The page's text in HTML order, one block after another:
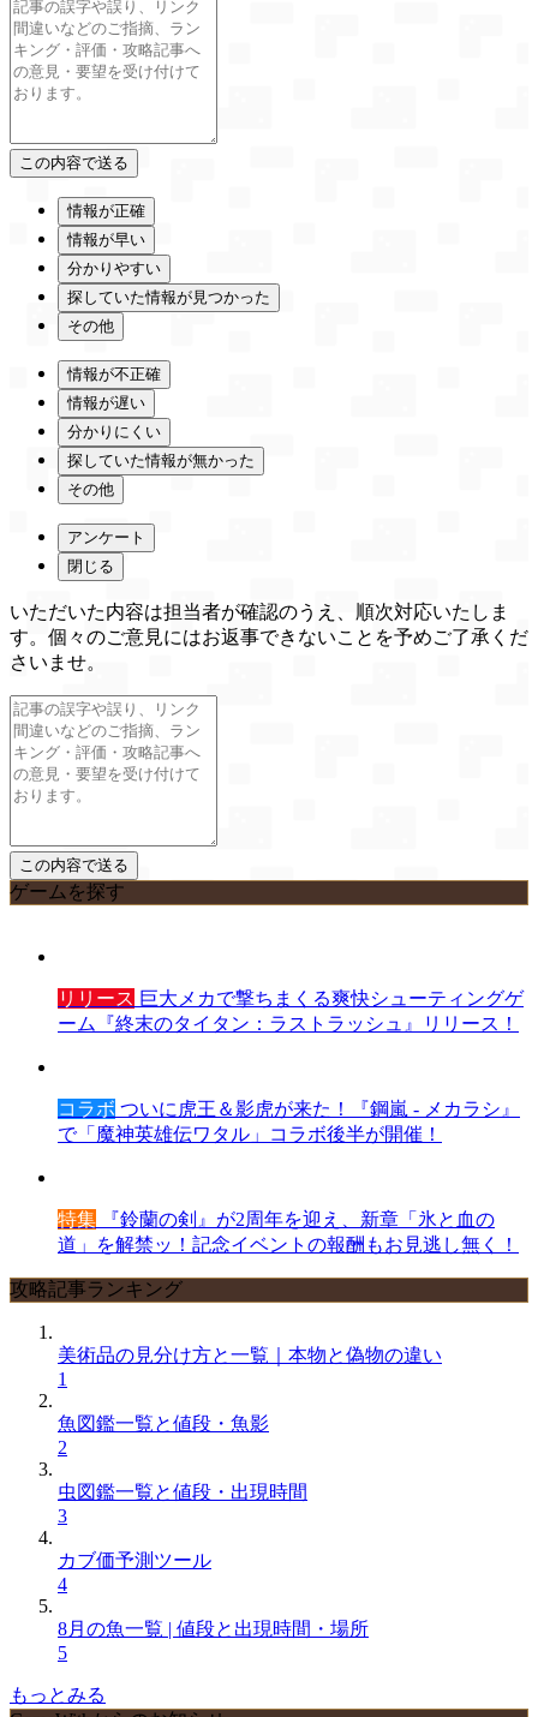
情報が正確
情報が早い
分かりやすい
探していた情報が見つかった
その他
情報が不正確
情報が遅い
分かりにくい
探していた情報が無かった
その他
アンケート
閉じる
いただいた内容は担当者が確認のうえ、順次対応いたしま
す。個々のご意見にはお返事できないことを予めご了承くだ
さいませ。
ゲームを探す
リリース 巨大メカで撃ちまくる爽快シューティングゲ
ーム『終末のタイタン：ラストラッシュ』リリース！
コラボ ついに虎王＆影虎が来た！『鋼嵐 - メカラシ』
で「魔神英雄伝ワタル」コラボ後半が開催！
特集 『鈴蘭の剣』が2周年を迎え、新章「氷と血の
道」を解禁ッ！記念イベントの報酬もお見逃し無く！
攻略記事ランキング
美術品の見分け方と一覧｜本物と偽物の違い
1
魚図鑑一覧と値段・魚影
2
虫図鑑一覧と値段・出現時間
3
カブ価予測ツール
4
8月の魚一覧 | 値段と出現時間・場所
5
もっとみる